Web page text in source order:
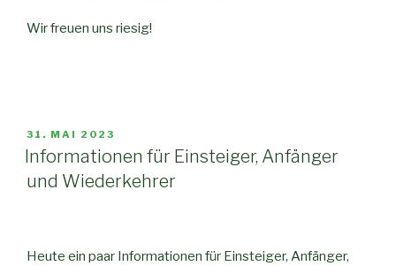
Wir freuen uns riesig!
VERÖFFENTLICHT
AM
31. MAI 2023
Informationen für Einsteiger, Anfänger
und Wiederkehrer
Heute ein paar Informationen für Einsteiger, Anfänger,